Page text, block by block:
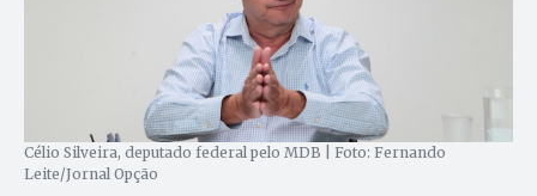
Célio Silveira, deputado federal pelo MDB | Foto: Fernando
Leite/Jornal Opção